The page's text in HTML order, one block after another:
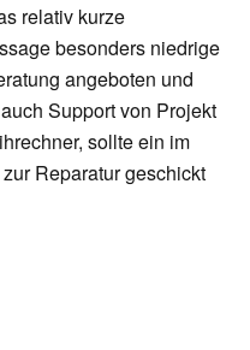
relativ kurze
besonders niedrige
angeboten und
Support von Projekt
sollte ein im
Reparatur geschickt